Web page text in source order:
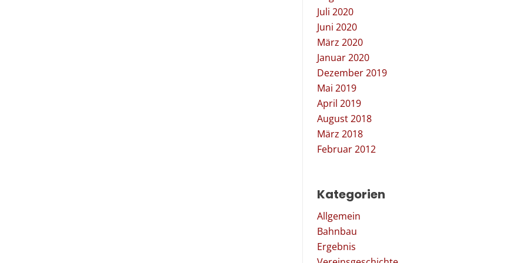
Juli 2020
Juni 2020
März 2020
Januar 2020
Dezember 2019
Mai 2019
April 2019
August 2018
März 2018
Februar 2012
Kategorien
Allgemein
Bahnbau
Ergebnis